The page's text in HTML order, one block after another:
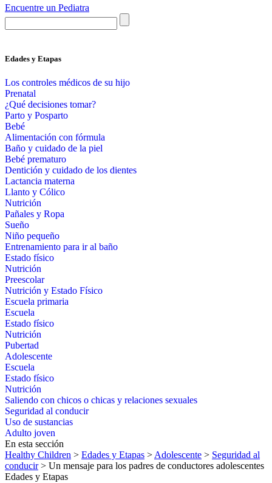
Encuentre un Pediatra
Edades y Etapas
Los controles médicos de su hijo
Prenatal
¿Qué decisiones tomar?
Parto y Posparto
Bebé
Alimentación con fórmula
Baño y cuidado de la piel
Bebé prematuro
Dentición y cuidado de los dientes
Lactancia materna
Llanto y Cólico
Nutrición
Pañales y Ropa
Sueño
Niño pequeño
Entrenamiento para ir al baño
Estado físico
Nutrición
Preescolar
Nutrición y Estado Físico
Escuela primaria
Escuela
Estado físico
Nutrición
Pubertad
Adolescente
Escuela
Estado físico
Nutrición
Saliendo con chicos o chicas y relaciones sexuales
Seguridad al conducir
Uso de sustancias
Adulto joven
En esta sección
Healthy Children > Edades y Etapas > Adolescente > Seguridad al
conducir> Un mensaje para los padres de conductores adolescentes
Edades y Etapas